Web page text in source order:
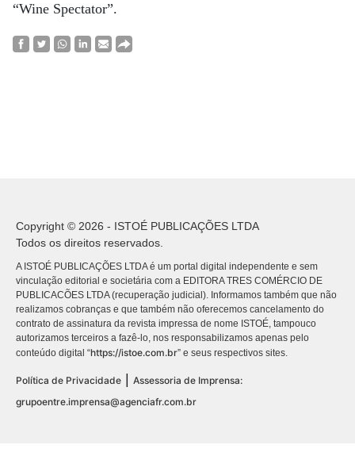
“Wine Spectator”.
Copyright © 2026 - ISTOÉ PUBLICAÇÕES LTDA
Todos os direitos reservados.
A ISTOÉ PUBLICAÇÕES LTDA é um portal digital independente e sem
vinculação editorial e societária com a EDITORA TRES COMÉRCIO DE
PUBLICACÕES LTDA (recuperação judicial). Informamos também que não
realizamos cobranças e que também não oferecemos cancelamento do
contrato de assinatura da revista impressa de nome ISTOÉ, tampouco
autorizamos terceiros a fazê-lo, nos responsabilizamos apenas pelo
conteúdo digital “https://istoe.com.br” e seus respectivos sites.
Política de Privacidade
Assessoria de Imprensa:
grupoentre.imprensa@agenciafr.com.br